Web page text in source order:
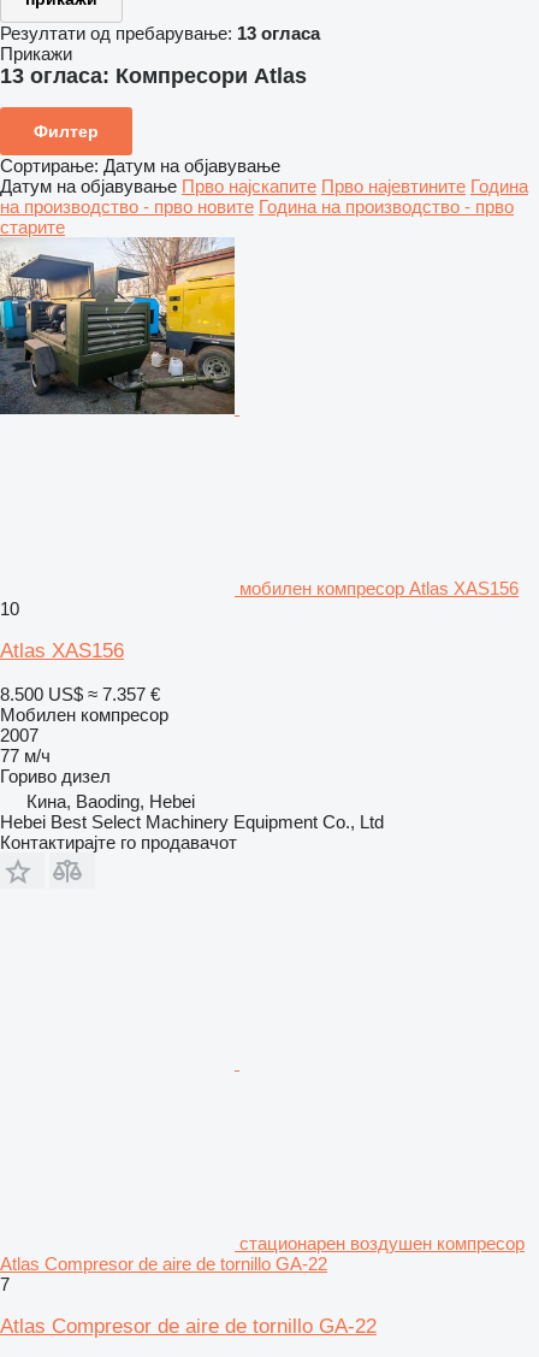
Резултати од пребарување: 13 огласа
Прикажи
13 огласа: Компресори Atlas
Филтер
Сортирање: Датум на објавување
Датум на објавување Прво најскапите Прво најевтините Година
на производство - прво новите Година на производство - прво
старите
мобилен компресор Atlas XAS156
10
Atlas XAS156
8.500 US$ ≈ 7.357 €
Мобилен компресор
2007
77 м/ч
Гориво дизел
Кина, Baoding, Hebei
Hebei Best Select Machinery Equipment Co., Ltd
Контактирајте го продавачот
стационарен воздушен компресор
Atlas Compresor de aire de tornillo GA-22
7
Atlas Compresor de aire de tornillo GA-22